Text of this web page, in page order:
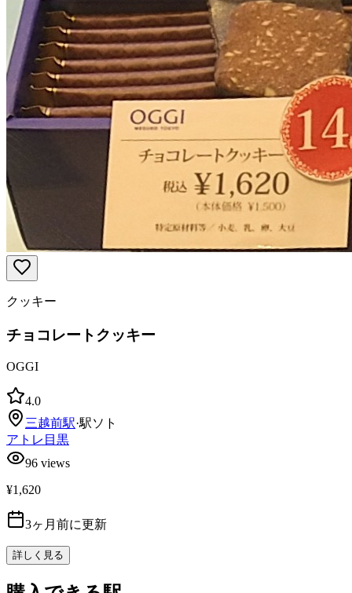
クッキー
チョコレートクッキー
OGGI
4.0
三越前駅·駅ソト
アトレ目黒
96 views
¥1,620
3ヶ月前に更新
詳しく見る